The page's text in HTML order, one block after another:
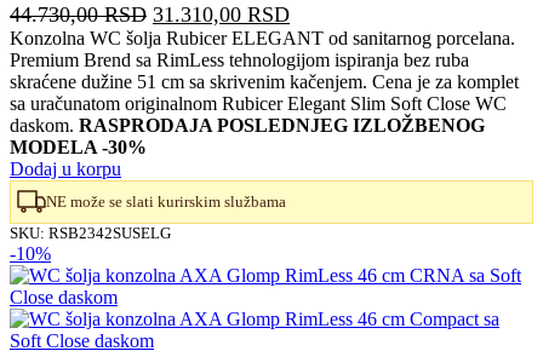
44.730,00RSD Originalna
cena
je
bila:
44.730,00 RSD.
31.310,00 RSDTrenutna
cena
je:
31.310,00 RSD.
Konzolna WC šolja Rubicer ELEGANT od sanitarnog porcelana.
Premium Brend sa RimLess tehnologijom ispiranja bez ruba
skraćene dužine 51 cm sa skrivenim kačenjem. Cena je za komplet
sa uračunatom originalnom Rubicer Elegant Slim Soft Close WC
daskom. RASPRODAJA POSLEDNJEG IZLOŽBENOG
MODELA -30%
Dodaj u korpu
NE može se slati kurirskim službama
SKU: RSB2342SUSELG
-10%